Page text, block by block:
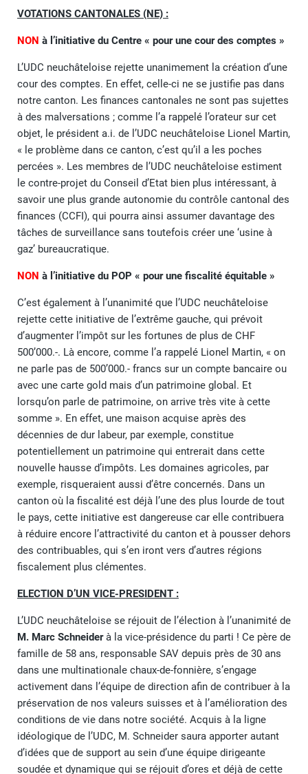
VOTATIONS CANTONALES (NE) :
NON à l’initiative du Centre « pour une cour des comptes »
L’UDC neuchâteloise rejette unanimement la création d’une
cour des comptes. En effet, celle-ci ne se justifie pas dans
notre canton. Les finances cantonales ne sont pas sujettes
à des malversations ; comme l’a rappelé l’orateur sur cet
objet, le président a.i. de l’UDC neuchâteloise Lionel Martin,
« le problème dans ce canton, c’est qu’il a les poches
percées ». Les membres de l’UDC neuchâteloise estiment
le contre-projet du Conseil d’Etat bien plus intéressant, à
savoir une plus grande autonomie du contrôle cantonal des
finances (CCFI), qui pourra ainsi assumer davantage des
tâches de surveillance sans toutefois créer une ‘usine à
gaz’ bureaucratique.
NON à l’initiative du POP « pour une fiscalité équitable »
C’est également à l’unanimité que l’UDC neuchâteloise
rejette cette initiative de l’extrême gauche, qui prévoit
d’augmenter l’impôt sur les fortunes de plus de CHF
500’000.-. Là encore, comme l’a rappelé Lionel Martin, « on
ne parle pas de 500’000.- francs sur un compte bancaire ou
avec une carte gold mais d’un patrimoine global. Et
lorsqu’on parle de patrimoine, on arrive très vite à cette
somme ». En effet, une maison acquise après des
décennies de dur labeur, par exemple, constitue
potentiellement un patrimoine qui entrerait dans cette
nouvelle hausse d’impôts. Les domaines agricoles, par
exemple, risqueraient aussi d’être concernés. Dans un
canton où la fiscalité est déjà l’une des plus lourde de tout
le pays, cette initiative est dangereuse car elle contribuera
à réduire encore l’attractivité du canton et à pousser dehors
des contribuables, qui s’en iront vers d’autres régions
fiscalement plus clémentes.
ELECTION D’UN VICE-PRESIDENT :
L’UDC neuchâteloise se réjouit de l’élection à l’unanimité de
M. Marc Schneiderà la vice-présidence du parti ! Ce père de
famille de 58 ans, responsable SAV depuis près de 30 ans
dans une multinationale chaux-de-fonnière, s’engage
activement dans l’équipe de direction afin de contribuer à la
préservation de nos valeurs suisses et à l’amélioration des
conditions de vie dans notre société. Acquis à la ligne
idéologique de l’UDC, M. Schneider saura apporter autant
d’idées que de support au sein d’une équipe dirigeante
soudée et dynamique qui se réjouit d’ores et déjà de cette